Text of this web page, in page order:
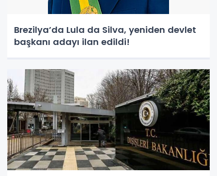
Brezilya’da Lula da Silva, yeniden devlet
başkanı adayı ilan edildi!